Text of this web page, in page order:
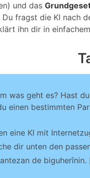
und das
fragst die KI nach
ihn dir in
was geht es? Hast
einen bestimmten
eine KI mit
dir unten den
de biguherînin.